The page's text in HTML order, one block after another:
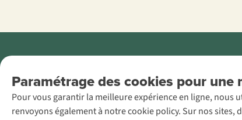
Paramétrage des cookies pour une
Pour vous garantir la meilleure expérience en ligne,
renvoyons également à notre cookie policy. Sur nos
AS Adventure
France SAS,
Rue du Vieux